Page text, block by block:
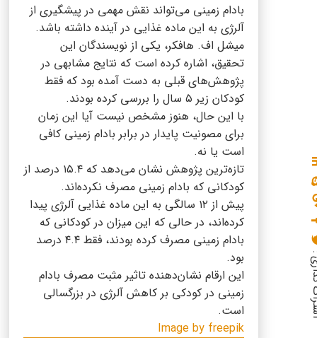
بادام زمینی می‌تواند نقش مهمی در پیشگیری از
آلرژی به این ماده غذایی در آینده داشته باشد.
میشل اف. هافکر، یکی از نویسندگان این
تحقیق، اشاره کرده است که نتایج مشابهی در
پژوهش‌های قبلی به دست آمده بود که فقط
کودکان زیر ۵ سال را بررسی کرده بودند.
با این حال، هنوز مشخص نیست آیا این زمان
برای مصونیت پایدار در برابر بادام زمینی کافی
است یا نه.
تازه‌ترین پژوهش نشان می‌دهد که ۱۵.۴ درصد از
کودکانی که بادام زمینی مصرف نکرده‌اند.
پیش از ۱۲ سالگی به این ماده غذایی آلرژی پیدا
کرده‌اند، در حالی که این میزان در کودکانی که
بادام زمینی مصرف کرده بودند، فقط ۴.۴ درصد
بود.
این ارقام نشان‌دهنده تاثیر مثبت مصرف بادام
زمینی در کودکی بر کاهش آلرژی در بزرگسالی
است.
Image by freepik
: